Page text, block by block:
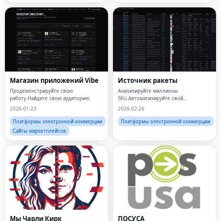
Магазин приложений Vibe
Продемонстрируйте свою
работу.Найдите свою аудиторию.
2026-01-23
Платформы электронной коммерции
Сайты маркетплейсов
Источник ракеты
Анализируйте миллионы
SKU.Автоматизируйте свой
поиск.Обгони всех.
2026-02-26
Платформы электронной коммерции
Мы Чарли Кирк ПОСУСА